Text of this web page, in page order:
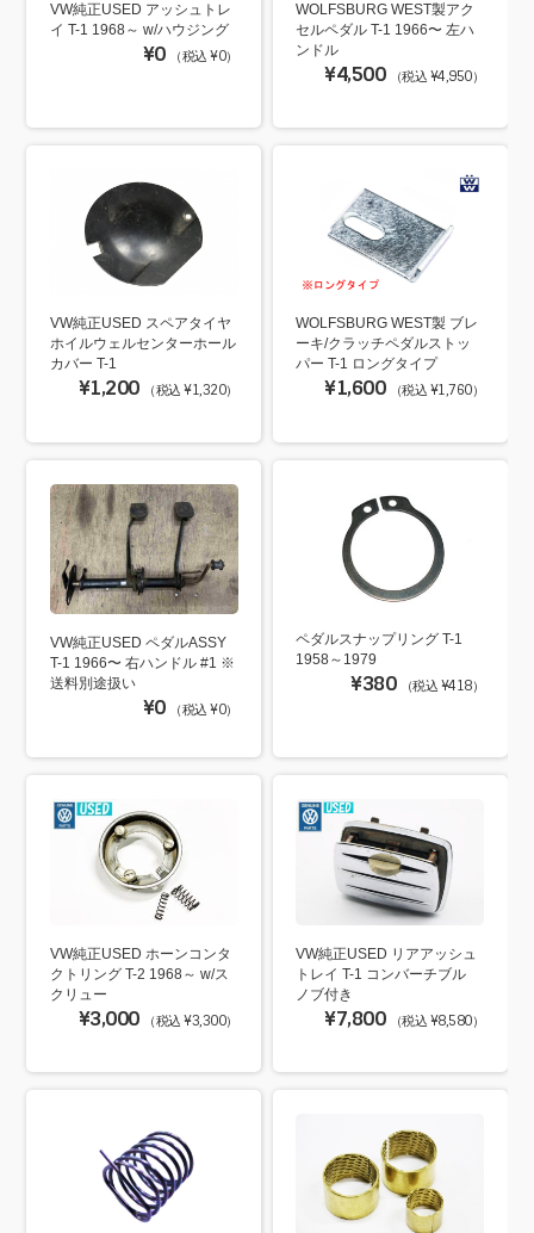
VW純正USED アッシュトレ
イ T-1 1968～ w/ハウジング
¥0 （税込 ¥0）
WOLFSBURG WEST製アク
セルペダル T-1 1966〜 左ハ
ンドル
¥4,500 （税込 ¥4,950）
VW純正USED スペアタイヤ
ホイルウェルセンターホール
カバー T-1
¥1,200 （税込 ¥1,320）
WOLFSBURG WEST製 ブレ
ーキ/クラッチペダルストッ
パー T-1 ロングタイプ
¥1,600 （税込 ¥1,760）
VW純正USED ペダルASSY
T-1 1966〜 右ハンドル #1 ※
送料別途扱い
¥0 （税込 ¥0）
ペダルスナップリング T-1
1958～1979
¥380 （税込 ¥418）
VW純正USED ホーンコンタ
クトリング T-2 1968～ w/ス
クリュー
¥3,000 （税込 ¥3,300）
VW純正USED リアアッシュ
トレイ T-1 コンバーチブル
ノブ付き
¥7,800 （税込 ¥8,580）